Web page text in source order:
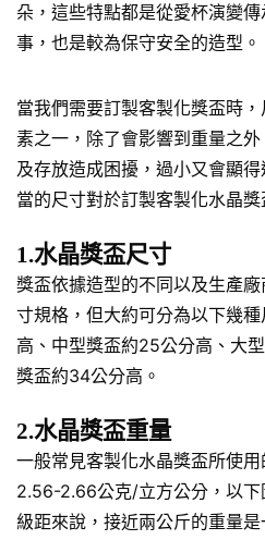
朵，這些特點都是從愛杯演變
事，也是較為保守安全的造型。
當我們需要訂製客製化獎盃時
素之一，除了會影響到重量之
及存放造成困擾，過小又會顯
當的尺寸對於訂製客製化水晶獎
1.水晶獎盃尺寸
獎盃依據造型的不同以及生產
寸規格，但大約可分為以下幾
高、中型獎盃約25公分高、大
獎盃約34公分高。
2.水晶獎盃重量
一般常見客製化水晶獎盃所使
2.56-2.66公克/立方公分，以
級距來說，接近兩公斤的重量